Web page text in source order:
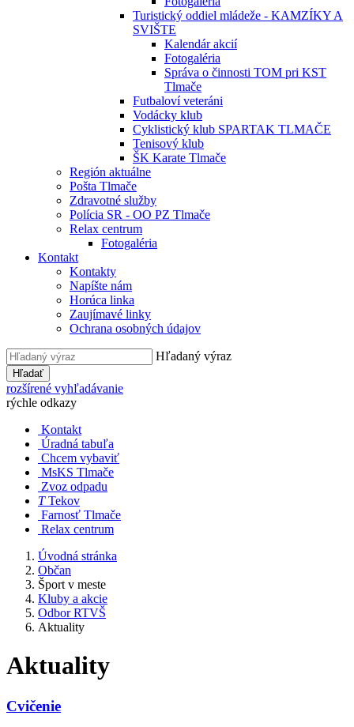
Turistický oddiel mládeže - KAMZÍKY A
SVIŠTE
Kalendár akcií
Fotogaléria
Správa o činnosti TOM pri KST
Tlmače
Futbaloví veteráni
Vodácky klub
Cyklistický klub SPARTAK TLMAČE
Tenisový klub
ŠK Karate Tlmače
Región aktuálne
Pošta Tlmače
Zdravotné služby
Polícia SR - OO PZ Tlmače
Relax centrum
Fotogaléria
Kontakt
Kontakty
Napíšte nám
Horúca linka
Zaujímavé linky
Ochrana osobných údajov
Hľadaný výraz
Hľadať
rozšírené vyhľadávanie
rýchle odkazy
Kontakt
Úradná tabuľa
Chcem vybaviť
MsKS Tlmače
Zvoz odpadu
T Tekov
Farnosť Tlmače
Relax centrum
Úvodná stránka
Občan
Šport v meste
Kluby a akcie
Odbor RTVŠ
Aktuality
Aktuality
Cvičenie